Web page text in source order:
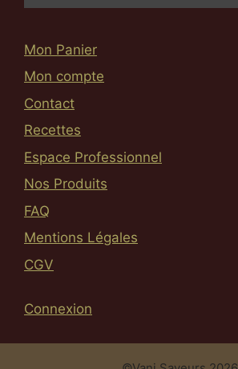
Mon Panier
Mon compte
Contact
Recettes
Espace Professionnel
Nos Produits
FAQ
Mentions Légales
CGV
Connexion
Article ajouté au panier